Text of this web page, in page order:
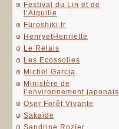
Festival du Lin et de
l’Aiguille
Furoshiki.fr
HenryetHenriette
Le Relais
Les Ecossolies
Michel Garcia
Ministère de
l’environnement japonais
Oser Forêt Vivante
Sakaïde
Sandrine Rozier